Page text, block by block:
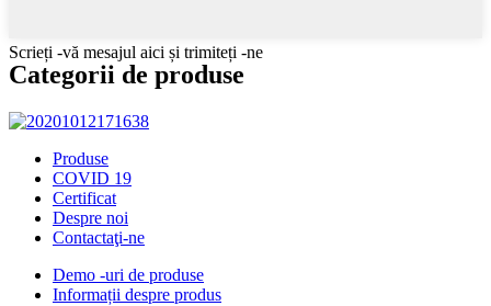
Scrieți -vă mesajul aici și trimiteți -ne
Categorii de produse
Produse
COVID 19
Certificat
Despre noi
Contactaţi-ne
Demo -uri de produse
Informații despre produs